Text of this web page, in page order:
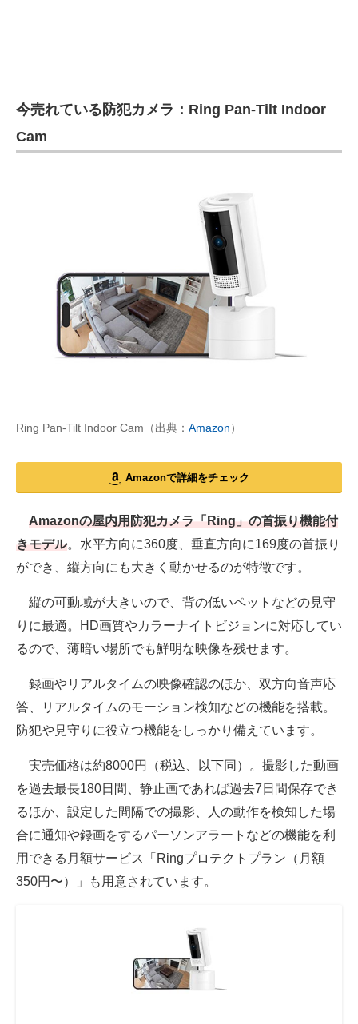
今売れている防犯カメラ：Ring Pan-Tilt Indoor
Cam
Ring Pan-Tilt Indoor Cam（出典： Amazon）
Amazonで詳細をチェック
Amazonの屋内用防犯カメラ「Ring」の首振り機能付
きモデル。水平方向に360度、垂直方向に169度の首振り
ができ、縦方向にも大きく動かせるのが特徴です。
縦の可動域が大きいので、背の低いペットなどの見守
りに最適。HD画質やカラーナイトビジョンに対応してい
るので、薄暗い場所でも鮮明な映像を残せます。
録画やリアルタイムの映像確認のほか、双方向音声応
答、リアルタイムのモーション検知などの機能を搭載。
防犯や見守りに役立つ機能をしっかり備えています。
実売価格は約8000円（税込、以下同）。撮影した動画
を過去最長180日間、静止画であれば過去7日間保存でき
るほか、設定した間隔での撮影、人の動作を検知した場
合に通知や録画をするパーソンアラートなどの機能を利
用できる月額サービス「Ringプロテクトプラン（月額
350円〜）」も用意されています。